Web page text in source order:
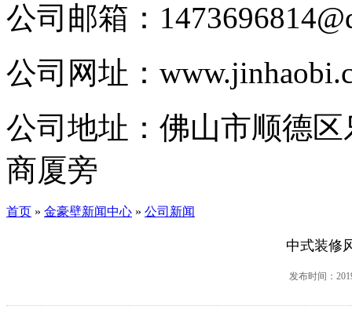
公司邮箱：
公司网址：
公司地址： 佛山市顺德
商厦旁
首页 » 金豪壁新闻中心 » 公司新闻
中式装修
发布时间：